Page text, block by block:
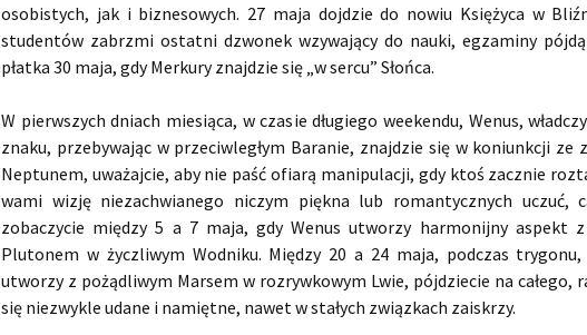
osobistych, jak i biznesowych. 27 maja dojdzie do nowiu Księżyca w
studentów zabrzmi ostatni dzwonek wzywający do nauki, egzaminy
płatka 30 maja, gdy Merkury znajdzie się „w sercu” Słońca.
W pierwszych dniach miesiąca, w czasie długiego weekendu, Wenus,
znaku, przebywając w przeciwległym Baranie, znajdzie się w koniunkcji ze
Neptunem, uważajcie, aby nie paść ofiarą manipulacji, gdy ktoś zacznie
wami wizję niezachwianego niczym piękna lub romantycznych uczuć,
zobaczycie między 5 a 7 maja, gdy Wenus utworzy harmonijny aspekt
Plutonem w życzliwym Wodniku. Między 20 a 24 maja, podczas trygonu,
utworzy z pożądliwym Marsem w rozrywkowym Lwie, pójdziecie na całego,
się niezwykle udane i namiętne, nawet w stałych związkach zaiskrzy.